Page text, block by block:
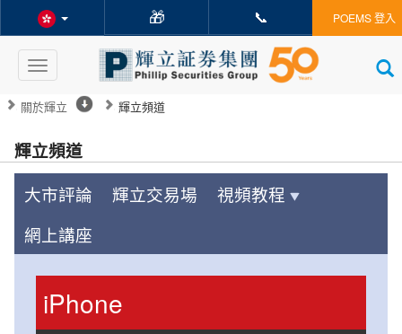
🎁 📞 POEMS 登入
Toggle
navigation
關於輝立 輝立頻道
輝立頻道
大市評論 輝立交易場
視頻教程
網上講座
iPhone